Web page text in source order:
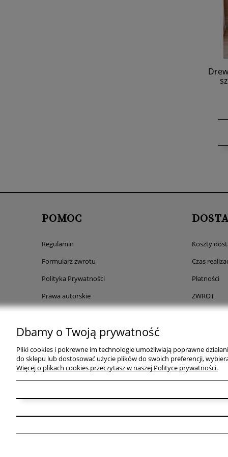
POMOC
Regulamin
Formularz zwrotu
Polityka Prywatności
Prawa autorskie
Rabaty
Comfino- płatności ratalne
FAQ
Koszty
Czas
Płatności
ZWROT
Dbamy o Twoją prywatność
Pliki cookies i pokrewne im technologie umożliwiają poprawne
do sklepu lub dostosować użycie plików do swoich preferencji,
Więcej o plikach cookies przeczytasz w naszej Polityce prywatności.